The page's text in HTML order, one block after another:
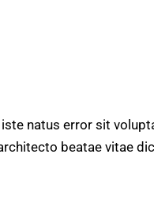
natus error sit
beatae vitae